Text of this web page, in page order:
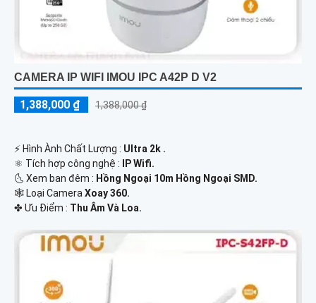
CAMERA IP WIFI IMOU IPC A42P D V2
1,388,000 ₫ 1,388,000 ₫
️⚡ Hình Ành Chất Lượng : Ultra 2k .
⚛️ Tích hợp công nghệ :
IP Wifi.
🌜 Xem ban đêm : Hồng Ngoại 10m Hồng Ngoại SMD.
🕸️ Loại Camera Xoay 360.
️✤ Ưu Điểm : Thu Âm Và Loa.